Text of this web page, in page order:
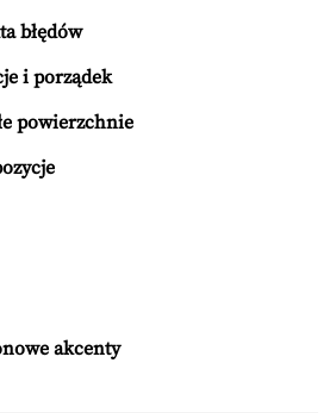
błędów
i porządek
powierzchnie
akcenty